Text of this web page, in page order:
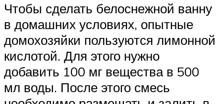
Чтобы сделать белоснежной ванну
в домашних условиях, опытные
домохозяйки пользуются лимонной
кислотой. Для этого нужно
добавить 100 мг вещества в 500
мл воды. После этого смесь